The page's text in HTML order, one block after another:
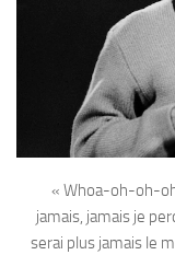
« Whoa-oh-oh-
jamais, jamais je
serai plus jamais le